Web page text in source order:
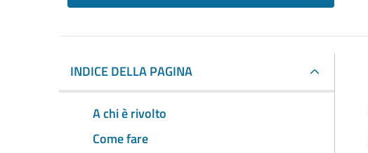
INDICE DELLA PAGINA
A chi è rivolto
Come fare